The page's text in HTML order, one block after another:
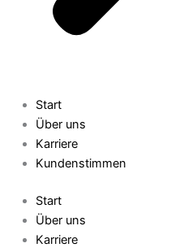
Start
Über uns
Karriere
Kundenstimmen
Start
Über uns
Karriere